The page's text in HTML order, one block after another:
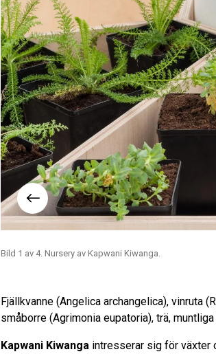
Bild 1 av 4. Nursery av Kapwani Kiwanga.
Fjällkvanne (Angelica archangelica), vinruta
småborre (Agrimonia eupatoria), trä,
Kapwani Kiwanga intresserar sig för växter